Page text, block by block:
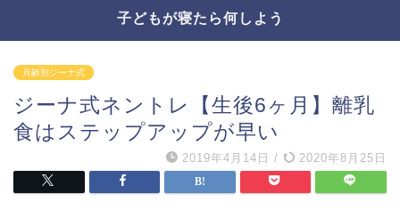
子どもが寝たら何しよう
月齢別ジーナ式
ジーナ式ネントレ【生後6ヶ月】離乳
食はステップアップが早い
2019年4月14日 / 2020年8月25日